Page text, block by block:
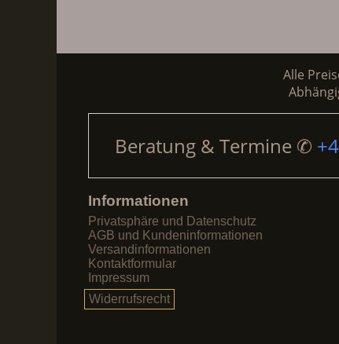
Alle
Beratung & Termine ✆
Informationen
Privatsphäre und Datenschutz
AGB und Kundeninformationen
Versandinformationen
Kontaktformular
Impressum
Widerrufsrecht